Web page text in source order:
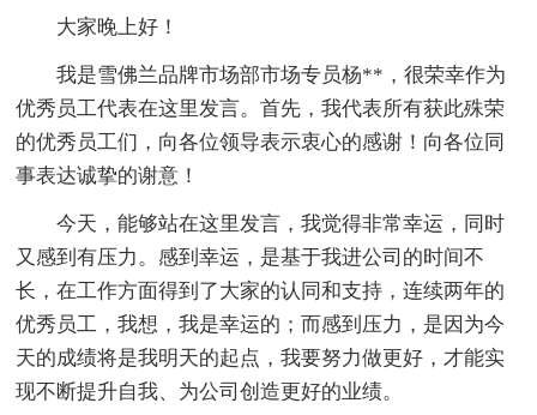
大家晚上好！
我是雪佛兰品牌市场部市场专员杨**，很荣幸作为
优秀员工代表在这里发言。首先，我代表所有获此殊荣
的优秀员工们，向各位领导表示衷心的感谢！向各位同
事表达诚挚的谢意！
今天，能够站在这里发言，我觉得非常幸运，同时
又感到有压力。感到幸运，是基于我进公司的时间不
长，在工作方面得到了大家的认同和支持，连续两年的
优秀员工，我想，我是幸运的；而感到压力，是因为今
天的成绩将是我明天的起点，我要努力做更好，才能实
现不断提升自我、为公司创造更好的业绩。